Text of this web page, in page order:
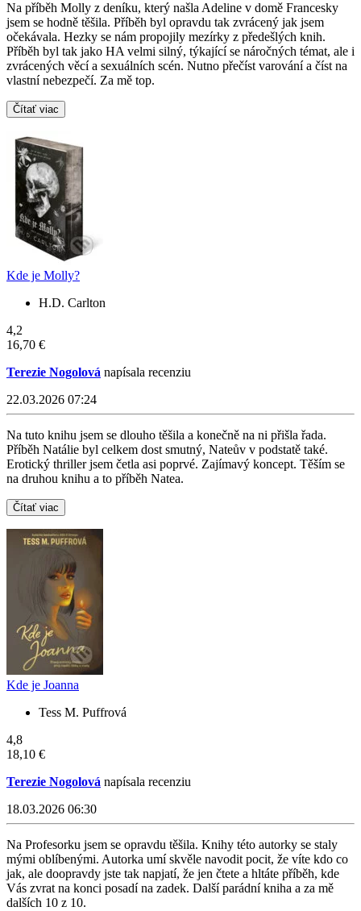
Na příběh Molly z deníku, který našla Adeline v domě Francesky
jsem se hodně těšila. Příběh byl opravdu tak zvrácený jak jsem
očekávala. Hezky se nám propojily mezírky z předešlých knih.
Příběh byl tak jako HA velmi silný, týkající se náročných témat, ale i
zvrácených věcí a sexuálních scén. Nutno přečíst varování a číst na
vlastní nebezpečí. Za mě top.
Čítať viac
Kde je Molly?
H.D. Carlton
4,2
16,70 €
Terezie Nogolová napísala recenziu
22.03.2026 07:24
Na tuto knihu jsem se dlouho těšila a konečně na ni přišla řada.
Příběh Natálie byl celkem dost smutný, Nateův v podstatě také.
Erotický thriller jsem četla asi poprvé. Zajímavý koncept. Těším se
na druhou knihu a to příběh Natea.
Čítať viac
Kde je Joanna
Tess M. Puffrová
4,8
18,10 €
Terezie Nogolová napísala recenziu
18.03.2026 06:30
Na Profesorku jsem se opravdu těšila. Knihy této autorky se staly
mými oblíbenými. Autorka umí skvěle navodit pocit, že víte kdo co
jak, ale doopravdy jste tak napjatí, že jen čtete a hltáte příběh, kde
Vás zvrat na konci posadí na zadek. Další parádní kniha a za mě
dalších 10 z 10.